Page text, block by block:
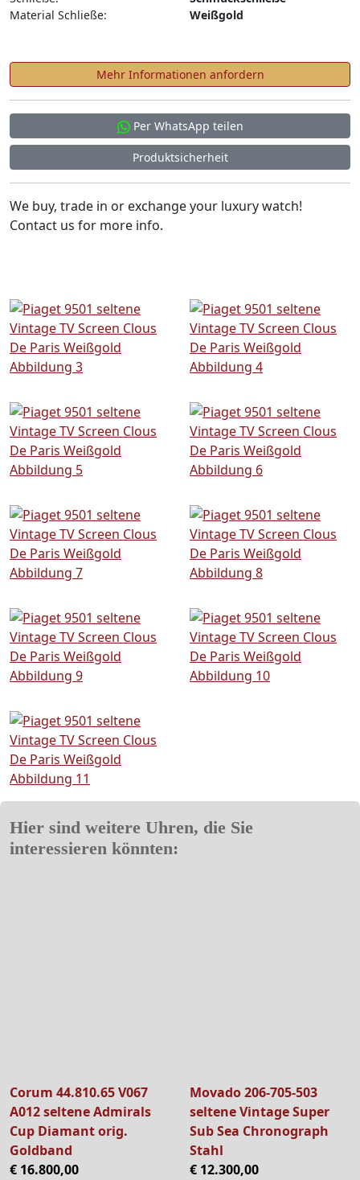
Material Schließe:
Weißgold
Mehr Informationen anfordern
Per WhatsApp teilen
Produktsicherheit
We buy, trade in or exchange your luxury watch!
Contact us for more info.
Hier sind weitere Uhren, die Sie
interessieren könnten:
Corum 44.810.65 V067
A012 seltene Admirals
Cup Diamant orig.
Goldband
€ 16.800,00
Movado 206-705-503
seltene Vintage Super
Sub Sea Chronograph
Stahl
€ 12.300,00